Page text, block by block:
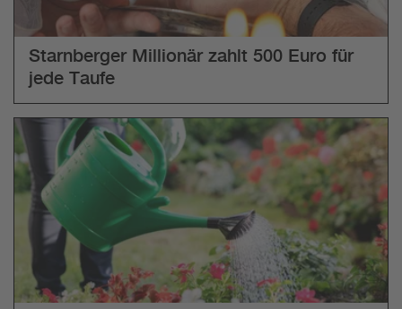
Starnberger Millionär zahlt 500 Euro für
jede Taufe